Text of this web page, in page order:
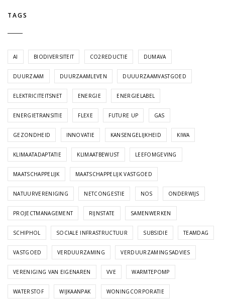
TAGS
AI BIODIVERSITEIT CO2REDUCTIE DUMAVA
DUURZAAM DUURZAAMLEVEN DUUURZAAMVASTGOED
ELEKTRICITEITSNET ENERGIE ENERGIELABEL
ENERGIETRANSITIE FLEXE FUTURE UP GAS
GEZONDHEID INNOVATIE KANSENGELIJKHEID KIWA
KLIMAATADAPTATIE KLIMAATBEWUST LEEFOMGEVING
MAATSCHAPPELIJK MAATSCHAPPELIJK VASTGOED
NATUURVERENIGING NETCONGESTIE NOS ONDERWIJS
PROJECTMANAGEMENT RIJNSTATE SAMENWERKEN
SCHIPHOL SOCIALE INFRASTRUCTUUR SUBSIDIE TEAMDAG
VASTGOED VERDUURZAMING VERDUURZAMINGSADVIES
VERENIGING VAN EIGENAREN VVE WARMTEPOMP
WATERSTOF WIJKAANPAK WONINGCORPORATIE